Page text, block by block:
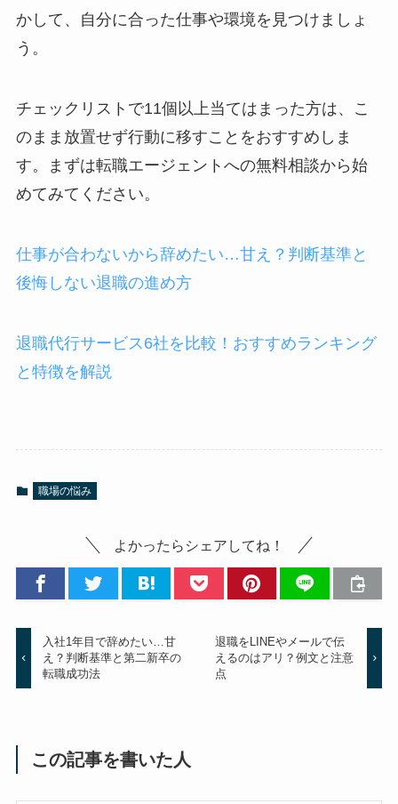
かして、自分に合った仕事や環境を見つけましょ
う。
チェックリストで11個以上当てはまった方は、こ
のまま放置せず行動に移すことをおすすめしま
す。まずは転職エージェントへの無料相談から始
めてみてください。
仕事が合わないから辞めたい…甘え？判断基準と
後悔しない退職の進め方
退職代行サービス6社を比較！おすすめランキング
と特徴を解説
職場の悩み
よかったらシェアしてね！
入社1年目で辞めたい…甘
え？判断基準と第二新卒の
転職成功法
退職をLINEやメールで伝
えるのはアリ？例文と注意
点
この記事を書いた人